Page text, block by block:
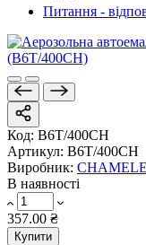
Питання -
Код: B6T/400CH
Артикул: B6T/400CH
Виробник:
В наявності
357.00 ₴
Купити